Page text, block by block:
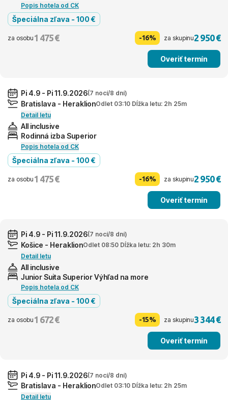
Popis hotela od CK
Špeciálna zľava - 100 €
za osobu 1 475 € -16% za skupinu2 950 €
Overiť termín
Pi 4.9 - Pi 11.9.2026(7 nocí/8 dní)
Bratislava - HeraklionOdlet 03:10 Dĺžka letu: 2h 25m
Detail letu
All inclusive
Rodinná izba Superior
Popis hotela od CK
Špeciálna zľava - 100 €
za osobu 1 475 € -16% za skupinu2 950 €
Overiť termín
Pi 4.9 - Pi 11.9.2026(7 nocí/8 dní)
Košice - HeraklionOdlet 08:50 Dĺžka letu: 2h 30m
Detail letu
All inclusive
Junior Suita Superior Výhľad na more
Popis hotela od CK
Špeciálna zľava - 100 €
za osobu 1 672 € -15% za skupinu3 344 €
Overiť termín
Pi 4.9 - Pi 11.9.2026(7 nocí/8 dní)
Bratislava - HeraklionOdlet 03:10 Dĺžka letu: 2h 25m
Detail letu